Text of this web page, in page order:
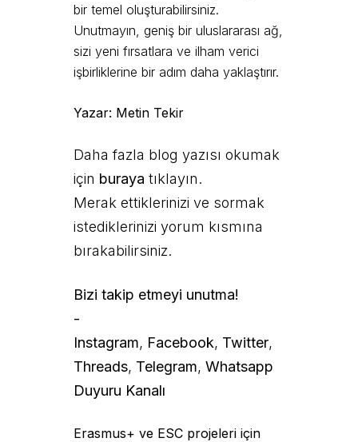
bir temel oluşturabilirsiniz.
Unutmayın, geniş bir uluslararası ağ,
sizi yeni fırsatlara ve ilham verici
işbirliklerine bir adım daha yaklaştırır.
Yazar: Metin Tekir
Daha fazla blog yazısı okumak
için buraya tıklayın.
Merak ettiklerinizi ve sormak
istediklerinizi yorum kısmına
bırakabilirsiniz.
Bizi takip etmeyi unutma!
-
Instagram, Facebook, Twitter,
Threads, Telegram, Whatsapp
Duyuru Kanalı
Erasmus+ ve ESC projeleri için